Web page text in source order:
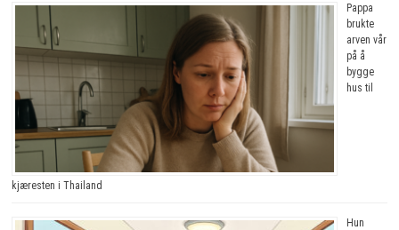
Pappa
brukte
arven vår
på å
bygge
hus til
kjæresten i Thailand
Hun